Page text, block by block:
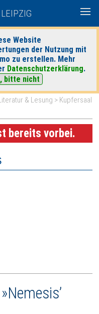
Website
der Nutzung mit
zu erstellen. Mehr
Datenschutzerklärung.
bitte nicht
|morgen| Detaillierte Suche
& Lesung > Kupfersaal
bereits vorbei.